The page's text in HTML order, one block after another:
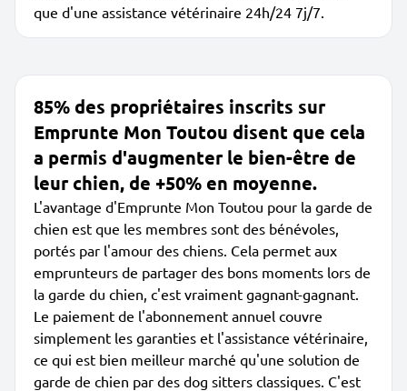
que d'une assistance vétérinaire 24h/24 7j/7.
85% des propriétaires inscrits sur
Emprunte Mon Toutou disent que cela
a permis d'augmenter le bien-être de
leur chien, de +50% en moyenne.
L'avantage d'Emprunte Mon Toutou pour la garde de
chien est que les membres sont des bénévoles,
portés par l'amour des chiens. Cela permet aux
emprunteurs de partager des bons moments lors de
la garde du chien, c'est vraiment gagnant-gagnant.
Le paiement de l'abonnement annuel couvre
simplement les garanties et l'assistance vétérinaire,
ce qui est bien meilleur marché qu'une solution de
garde de chien par des dog sitters classiques. C'est